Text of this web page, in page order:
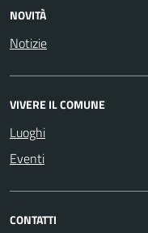
NOVITÀ
Notizie
VIVERE IL COMUNE
Luoghi
Eventi
CONTATTI